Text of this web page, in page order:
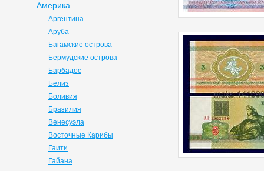
Америка
Аргентина
Аруба
Багамские острова
Бермудские острова
Барбадос
Белиз
Боливия
Бразилия
Венесуэла
Восточные Карибы
Гаити
Гайана